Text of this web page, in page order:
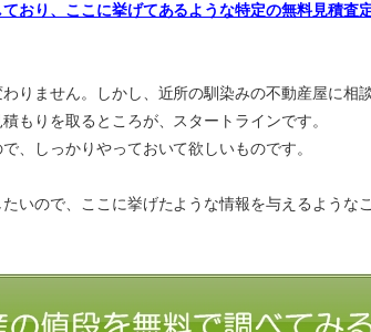
おり、ここに挙げてあるような特定の無料見積査
りません。しかし、近所の馴染みの不動産屋に相
もりを取るところが、スタートラインです。
、しっかりやっておいて欲しいものです。
いので、ここに挙げたような情報を与えるような